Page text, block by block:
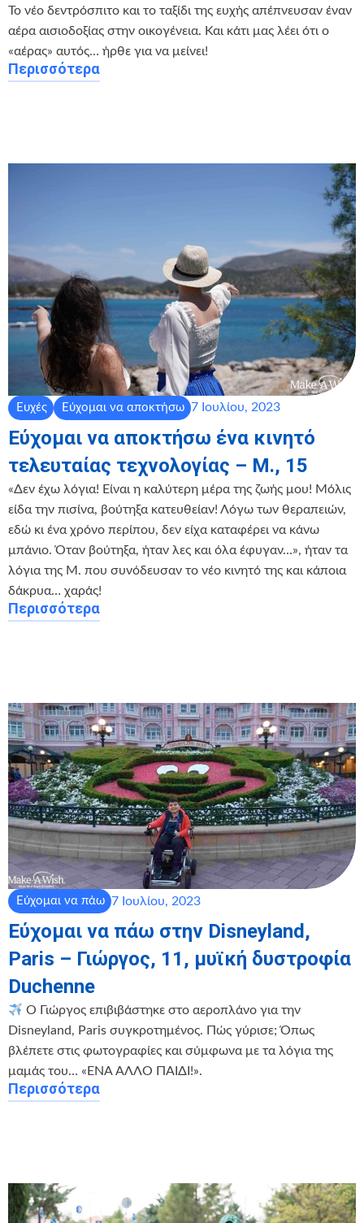
Το νέο δεντρόσπιτο και το ταξίδι της ευχής απέπνευσαν έναν
αέρα αισιοδοξίας στην οικογένεια. Και κάτι μας λέει ότι ο
«αέρας» αυτός… ήρθε για να μείνει!
Περισσότερα
Ευχές Εύχομαι να αποκτήσω 7 Ιουλίου, 2023
Εύχομαι να αποκτήσω ένα κινητό
τελευταίας τεχνολογίας – Μ., 15
«Δεν έχω λόγια! Είναι η καλύτερη μέρα της ζωής μου! Μόλις
είδα την πισίνα, βούτηξα κατευθείαν! Λόγω των θεραπειών,
εδώ κι ένα χρόνο περίπου, δεν είχα καταφέρει να κάνω
μπάνιο. Όταν βούτηξα, ήταν λες και όλα έφυγαν…», ήταν τα
λόγια της Μ. που συνόδευσαν το νέο κινητό της και κάποια
δάκρυα… χαράς!
Περισσότερα
Εύχομαι να πάω 7 Ιουλίου, 2023
Εύχομαι να πάω στην Disneyland,
Paris – Γιώργος, 11, μυϊκή δυστροφία
Duchenne
Ο Γιώργος επιβιβάστηκε στο αεροπλάνο για την
Disneyland, Paris συγκροτημένος. Πώς γύρισε; Όπως
βλέπετε στις φωτογραφίες και σύμφωνα με τα λόγια της
μαμάς του… «ΕΝΑ ΑΛΛΟ ΠΑΙΔΙ!».
Περισσότερα